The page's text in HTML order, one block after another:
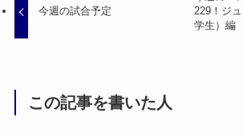
今週の試合予定
229！ジ
学生）編
この記事を書いた人